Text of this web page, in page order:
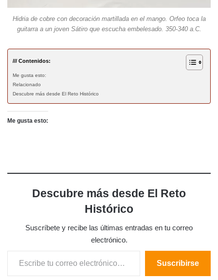
Hidria de cobre con decoración martillada en el mango. Orfeo toca la
guitarra a un joven Sátiro que escucha embelesado. 350-340 a.C.
/// Contenidos:
Me gusta esto:
Relacionado
Descubre más desde El Reto Histórico
Me gusta esto:
Descubre más desde El Reto
Histórico
Suscríbete y recibe las últimas entradas en tu correo
electrónico.
Escribe tu correo electrónico…
Suscribirse